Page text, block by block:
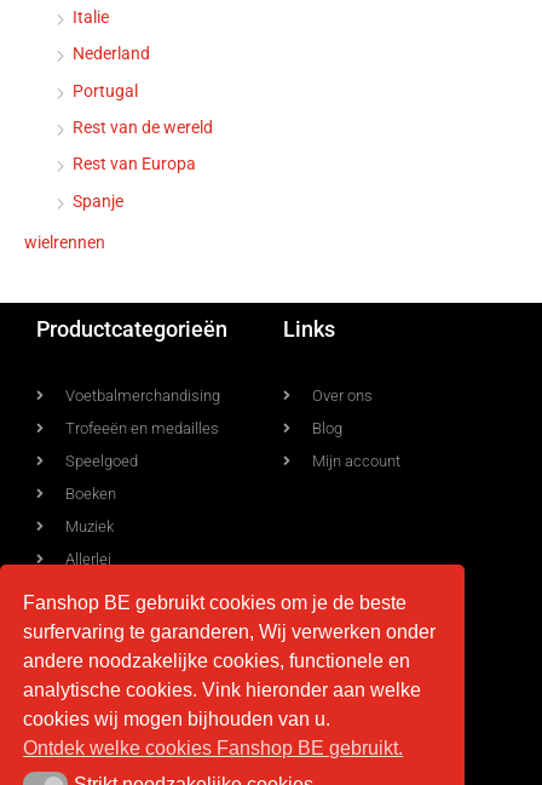
Italie
Nederland
Portugal
Rest van de wereld
Rest van Europa
Spanje
wielrennen
Productcategorieën
Voetbalmerchandising
Trofeeën en medailles
Speelgoed
Boeken
Muziek
Allerlei
Links
Over ons
Blog
Mijn account
Voorwaarden
Levering
Privacy
Retourneren
Contact
info@fan-shop.be
BTW BE 0879.850.673
Fanshop BE gebruikt cookies om je de beste
surfervaring te garanderen, Wij verwerken onder
andere noodzakelijke cookies, functionele en
analytische cookies. Vink hieronder aan welke
cookies wij mogen bijhouden van u.
Ontdek welke cookies Fanshop BE gebruikt.